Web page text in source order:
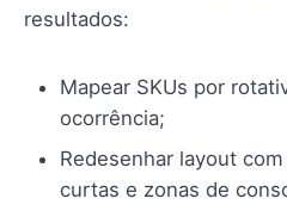
resultados:
Mapear SKUs por
ocorrência;
Redesenhar layout
curtas e zonas de